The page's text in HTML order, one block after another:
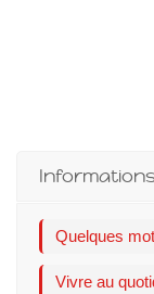
Quelques
Vivre au